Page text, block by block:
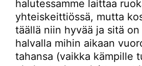
halutessamme laittaa
yhteiskeittiössä, mutta
täällä niin hyvää ja sitä
halvalla mihin aikaan
tahansa (vaikka kämpille